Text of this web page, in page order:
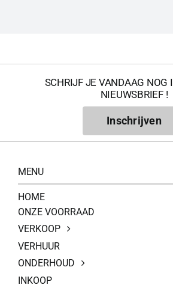
SCHRIJF JE VANDAAG NOG
NIEUWSBRIEF !
Inschrijven
MENU
HOME
ONZE VOORRAAD
VERKOOP
VERHUUR
ONDERHOUD
INKOOP